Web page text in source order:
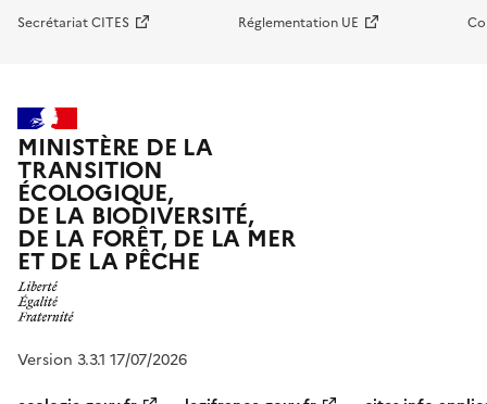
Secrétariat CITES Réglementation UE
MINISTÈRE DE LA
TRANSITION
ÉCOLOGIQUE,
DE LA BIODIVERSITÉ,
DE LA FORÊT, DE LA MER
ET DE LA PÊCHE
Version 3.3.1 17/07/2026